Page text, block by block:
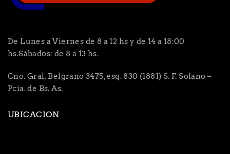
De Lunes a Viernes de 8 a 12 hs y de 14 a 18:00
hs.Sábados: de 8 a 13 hs.
Cno. Gral. Belgrano 3475, esq. 830 (1881) S. F. Solano –
Pcia. de Bs. As.
UBICACION